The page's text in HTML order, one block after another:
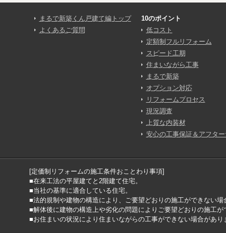
まるで新築くん戸建て編トップ
よくあるご質問
10のポイント
低コスト
定額制フルリフォーム
スピード工期
住まいながら工事
まるで新築
オプション対応
リフォームプロセス
現況調査
上質な内装材
安心の工事保証＆アフタ
[定価制リフォームの施工条件おことわり事項]
■在来工法の平屋建てと2階建て住宅。
■当社の基準に適合している住宅。
■法的規制や建物の構造により、ご要望どおりの施工ができない場
■解体後に建物の構造上や劣化の問題によりご要望どおりの施工
■お住まいの状況により住まいながらの工事ができない場合があり